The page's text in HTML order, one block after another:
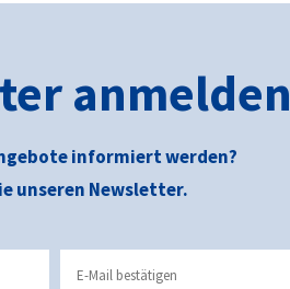
anmelden
informiert werden?
unseren Newsletter.